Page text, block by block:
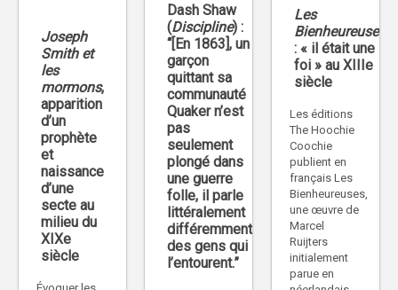
Joseph
Smith et
les
mormons,
apparition
d’un
prophète
et
naissance
d’une
secte au
milieu du
XIXe
siècle
Dash Shaw
(Discipline) :
“[En 1863], un
garçon
quittant sa
communauté
Quaker n’est
pas
seulement
plongé dans
une guerre
folle, il parle
littéralement
différemment
des gens qui
l’entourent.”
Les
Bienheureuses
: « il était une
foi » au XIIIe
siècle
Les éditions
The Hoochie
Coochie
publient en
français Les
Bienheureuses,
une œuvre de
Marcel
Ruijters
initialement
parue en